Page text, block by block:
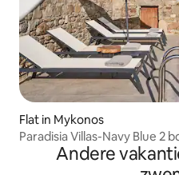
Flat in Mykonos
Paradisia Villas-Navy Blue 2
Andere